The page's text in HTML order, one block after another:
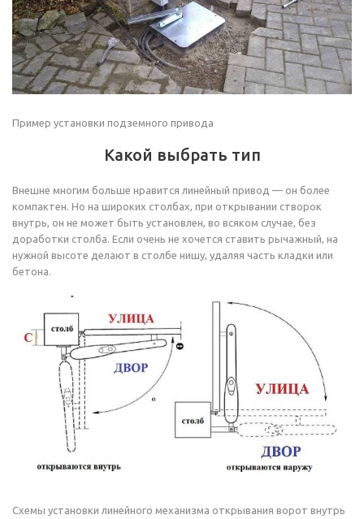
Пример установки подземного привода
Какой выбрать тип
Внешне многим больше нравится линейный привод — он более
компактен. Но на широких столбах, при открывании створок
внутрь, он не может быть установлен, во всяком случае, без
доработки столба. Если очень не хочется ставить рычажный, на
нужной высоте делают в столбе нишу, удаляя часть кладки или
бетона.
Схемы установки линейного механизма открывания ворот внутрь